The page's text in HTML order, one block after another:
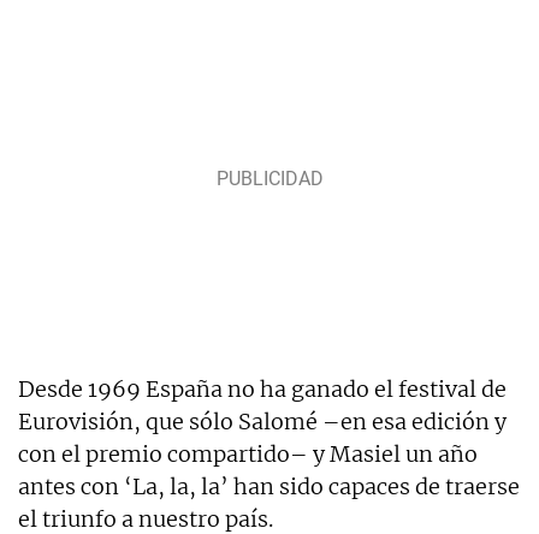
Desde 1969 España no ha ganado el festival de
Eurovisión, que sólo Salomé –en esa edición y
con el premio compartido– y Masiel un año
antes con ‘La, la, la’ han sido capaces de traerse
el triunfo a nuestro país.